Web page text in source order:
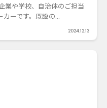
業や学校、自治体のご担当
ーです。既設の...
2024.12.13